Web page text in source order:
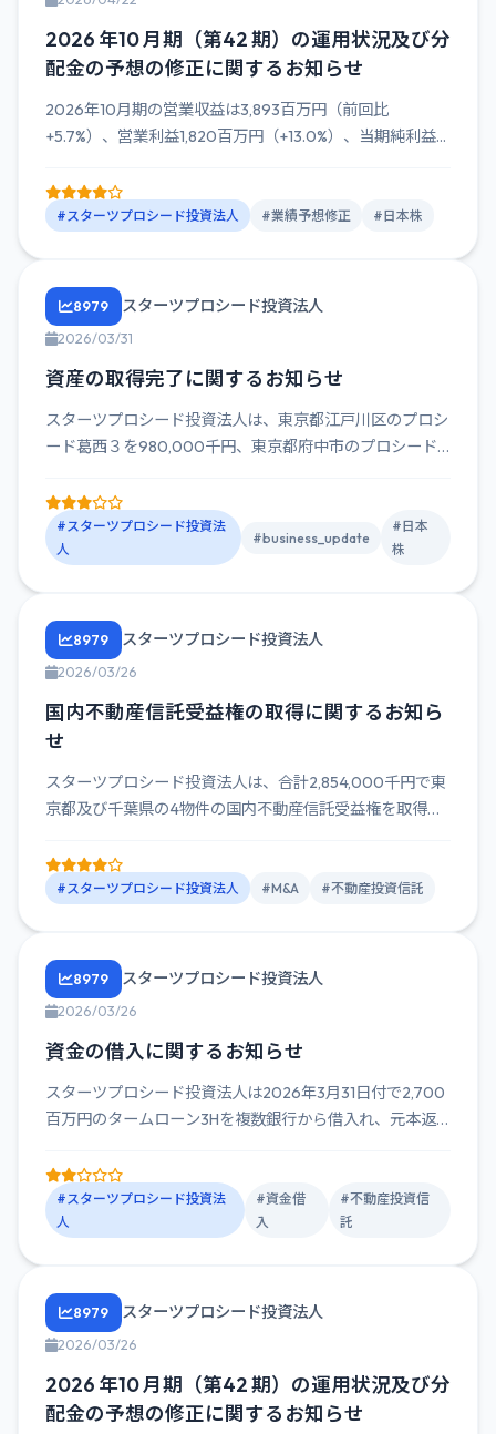
2026 年10 月期（第42 期）の運用状況及び分
配金の予想の修正に関するお知らせ
2026年10月期の営業収益は3,893百万円（前回比
+5.7%）、営業利益1,820百万円（+13.0%）、当期純利益...
#スターツプロシード投資法人 #業績予想修正 #日本株
8979 スターツプロシード投資法人
2026/03/31
資産の取得完了に関するお知らせ
スターツプロシード投資法人は、東京都江戸川区のプロシ
ード葛西３を980,000千円、東京都府中市のプロシード
#スターツプロシード投資法
人
#business_update
#日本
株
8979 スターツプロシード投資法人
2026/03/26
国内不動産信託受益権の取得に関するお知ら
せ
スターツプロシード投資法人は、合計2,854,000千円で東
京都及び千葉県の4物件の国内不動産信託受益権を取得予
#スターツプロシード投資法人 #M&A #不動産投資信託
8979 スターツプロシード投資法人
2026/03/26
資金の借入に関するお知らせ
スターツプロシード投資法人は2026年3月31日付で2,700
百万円のタームローン3Hを複数銀行から借入れ、元本返
#スターツプロシード投資法
人
#資金借
入
#不動産投資信
託
8979 スターツプロシード投資法人
2026/03/26
2026 年10 月期（第42 期）の運用状況及び分
配金の予想の修正に関するお知らせ